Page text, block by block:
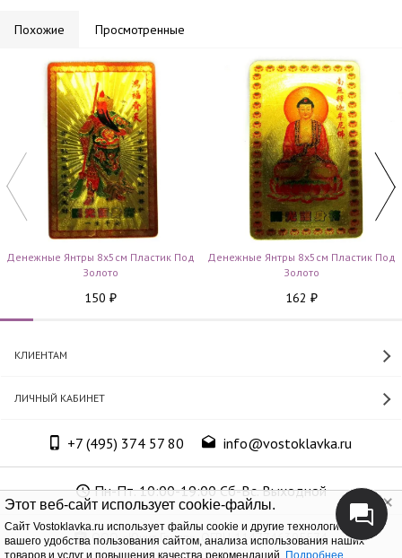
Этот веб-сайт использует cookie-файлы.
Cайт Vostoklavka.ru использует файлы cookie и другие технологии для
вашего удобства пользования сайтом, анализа использования наших
товаров и услуг и повышения качества рекомендаций.
Подробнее
Похожие Просмотренные
Денежные Янтры 8х5см Пластик Под
Золото
150 ₽
Денежные Янтры 8х5см Пластик Под
Золото
162 ₽
КЛИЕНТАМ
ЛИЧНЫЙ КАБИНЕТ
+7 (495) 374 57 80 info@vostoklavka.ru
Пн-Пт. 10:00-19:00 Сб-Вс. Выходной
ООО «Юнит Групп», ОГРН 1147746305574